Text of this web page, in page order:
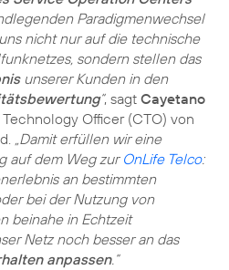
Paradigmenwechsel
nicht nur auf die technische
sondern stellen das
unserer Kunden in den
“, sagt Cayetano
Technology Officer (CTO) von
„Damit erfüllen wir eine
auf dem Weg zur OnLife Telco:
an bestimmten
bei der Nutzung von
beinahe in Echtzeit
Netz noch besser an das
anpassen.“